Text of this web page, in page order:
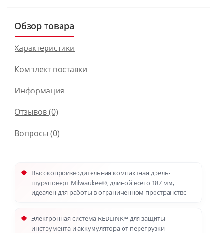
Обзор товара
Характеристики
Комплект поставки
Информация
Отзывов (0)
Вопросы (0)
Высокопроизводительная компактная дрель-
шуруповерт Milwaukee®, длиной всего 187 мм,
идеален для работы в ограниченном пространстве
Электронная система REDLINK™ для защиты
инструмента и аккумулятора от перегрузки